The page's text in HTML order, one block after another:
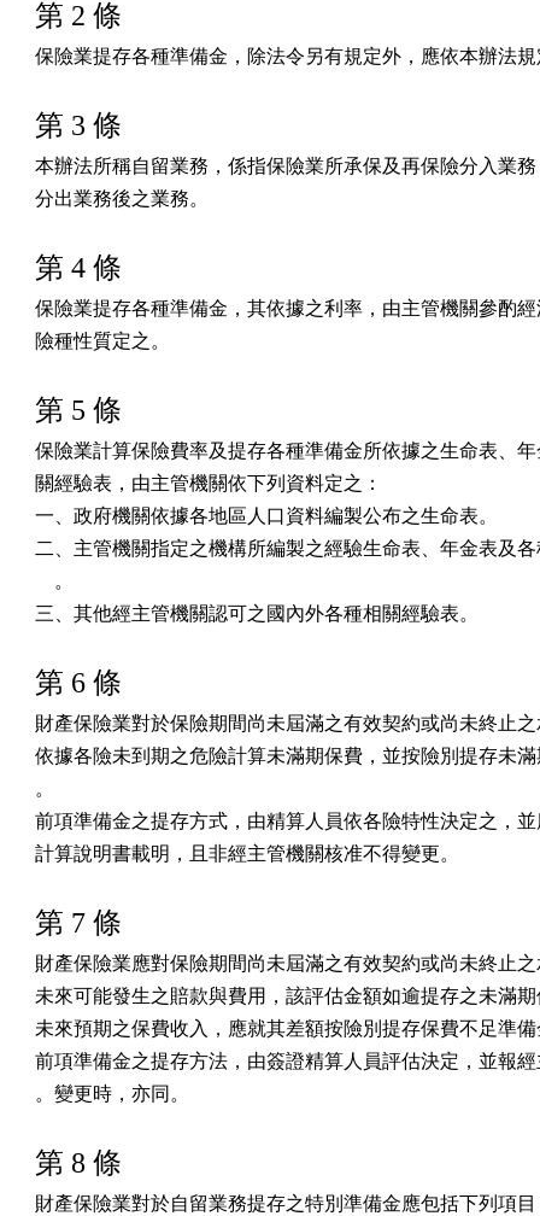
第 2 條
保險業提存各種準備金，除法令另有規定外，應依本辦法
第 3 條
本辦法所稱自留業務，係指保險業所承保及再保險分入業
分出業務後之業務。
第 4 條
保險業提存各種準備金，其依據之利率，由主管機關參酌
險種性質定之。
第 5 條
保險業計算保險費率及提存各種準備金所依據之生命表、
關經驗表，由主管機關依下列資料定之：
一、政府機關依據各地區人口資料編製公布之生命表。
二、主管機關指定之機構所編製之經驗生命表、年金表及
    。
三、其他經主管機關認可之國內外各種相關經驗表。
第 6 條
財產保險業對於保險期間尚未屆滿之有效契約或尚未終止
依據各險未到期之危險計算未滿期保費，並按險別提存未
。
前項準備金之提存方式，由精算人員依各險特性決定之，
計算說明書載明，且非經主管機關核准不得變更。
第 7 條
財產保險業應對保險期間尚未屆滿之有效契約或尚未終止
未來可能發生之賠款與費用，該評估金額如逾提存之未滿
未來預期之保費收入，應就其差額按險別提存保費不足準
前項準備金之提存方法，由簽證精算人員評估決定，並報
。變更時，亦同。
第 8 條
財產保險業對於自留業務提存之特別準備金應包括下列項目